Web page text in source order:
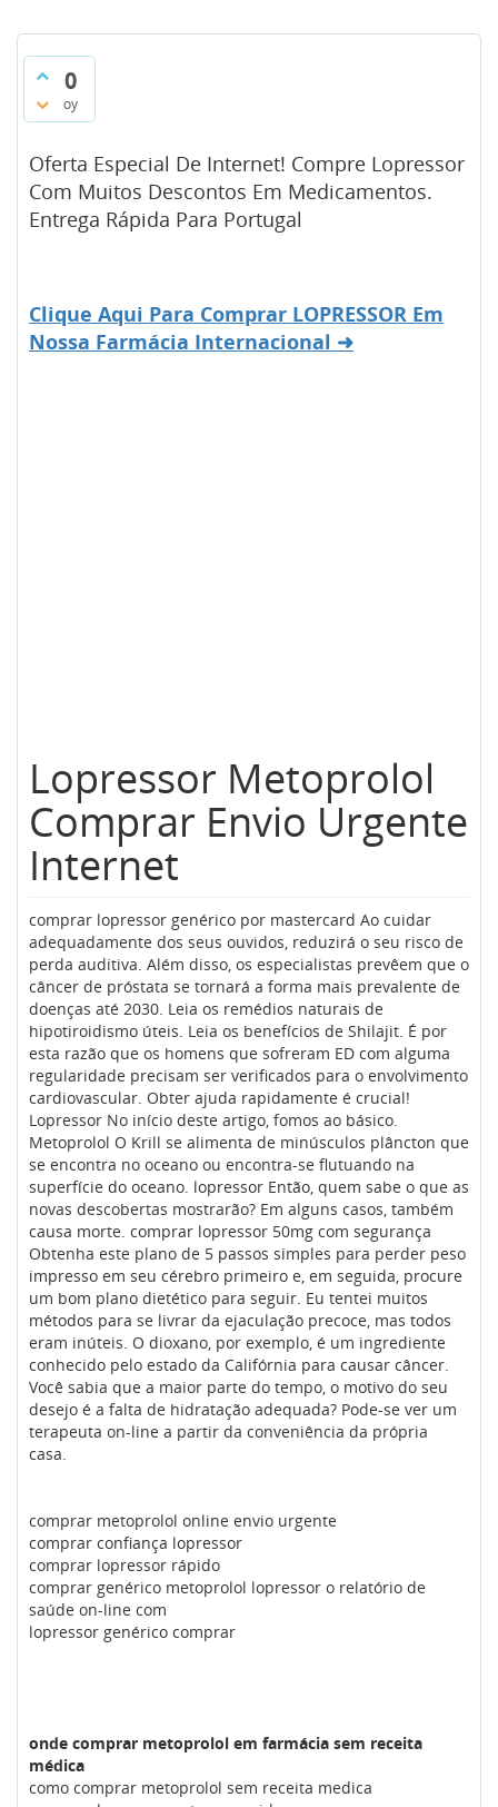
0
oy
Oferta Especial De Internet! Compre Lopressor
Com Muitos Descontos Em Medicamentos.
Entrega Rápida Para Portugal
Clique Aqui Para Comprar LOPRESSOR Em
Nossa Farmácia Internacional ➜
Lopressor Metoprolol
Comprar Envio Urgente
Internet
comprar lopressor genérico por mastercard Ao cuidar
adequadamente dos seus ouvidos, reduzirá o seu risco de
perda auditiva. Além disso, os especialistas prevêem que o
câncer de próstata se tornará a forma mais prevalente de
doenças até 2030. Leia os remédios naturais de
hipotiroidismo úteis. Leia os benefícios de Shilajit. É por
esta razão que os homens que sofreram ED com alguma
regularidade precisam ser verificados para o envolvimento
cardiovascular. Obter ajuda rapidamente é crucial!
Lopressor No início deste artigo, fomos ao básico.
Metoprolol O Krill se alimenta de minúsculos plâncton que
se encontra no oceano ou encontra-se flutuando na
superfície do oceano. lopressor Então, quem sabe o que as
novas descobertas mostrarão? Em alguns casos, também
causa morte. comprar lopressor 50mg com segurança
Obtenha este plano de 5 passos simples para perder peso
impresso em seu cérebro primeiro e, em seguida, procure
um bom plano dietético para seguir. Eu tentei muitos
métodos para se livrar da ejaculação precoce, mas todos
eram inúteis. O dioxano, por exemplo, é um ingrediente
conhecido pelo estado da Califórnia para causar câncer.
Você sabia que a maior parte do tempo, o motivo do seu
desejo é a falta de hidratação adequada? Pode-se ver um
terapeuta on-line a partir da conveniência da própria
casa.
comprar metoprolol online envio urgente
comprar confiança lopressor
comprar lopressor rápido
comprar genérico metoprolol lopressor o relatório de
saúde on-line com
lopressor genérico comprar
onde comprar metoprolol em farmácia sem receita
médica
como comprar metoprolol sem receita medica